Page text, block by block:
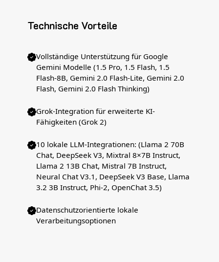
Technische Vorteile
Vollständige Unterstützung für Google
Gemini Modelle (1.5 Pro, 1.5 Flash, 1.5
Flash-8B, Gemini 2.0 Flash-Lite, Gemini 2.0
Flash, Gemini 2.0 Flash Thinking)
Grok-Integration für erweiterte KI-
Fähigkeiten (Grok 2)
10 lokale LLM-Integrationen: (Llama 2 70B
Chat, DeepSeek V3, Mixtral 8×7B Instruct,
Llama 2 13B Chat, Mistral 7B Instruct,
Neural Chat V3.1, DeepSeek V3 Base, Llama
3.2 3B Instruct, Phi-2, OpenChat 3.5)
Datenschutzorientierte lokale
Verarbeitungsoptionen